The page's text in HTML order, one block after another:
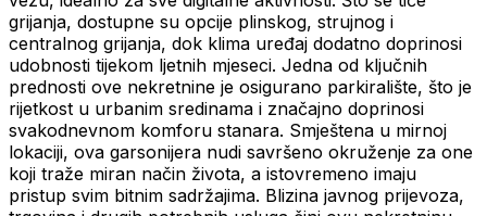
grijanja, dostupne su opcije plinskog, strujnog i
centralnog grijanja, dok klima uređaj dodatno doprinosi
udobnosti tijekom ljetnih mjeseci. Jedna od ključnih
prednosti ove nekretnine je osigurano parkiralište, što je
rijetkost u urbanim sredinama i značajno doprinosi
svakodnevnom komforu stanara. Smještena u mirnoj
lokaciji, ova garsonijera nudi savršeno okruženje za one
koji traže miran način života, a istovremeno imaju
pristup svim bitnim sadržajima. Blizina javnog prijevoza,